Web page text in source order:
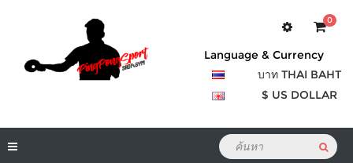
0
Language & Currency
บาท THAI BAHT
$ US DOLLAR